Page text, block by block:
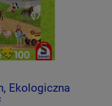
Ekologiczna